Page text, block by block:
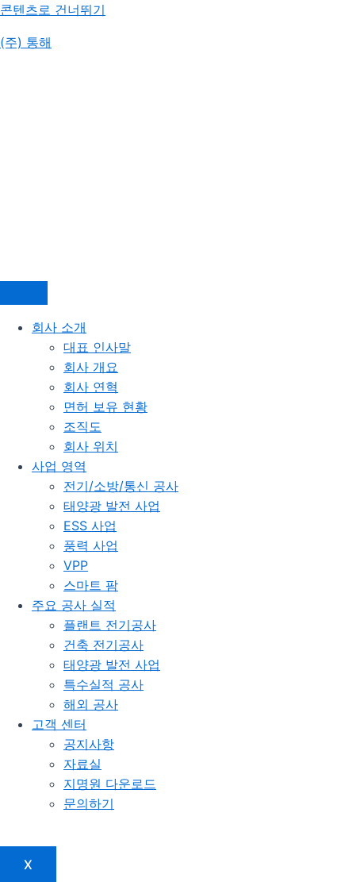
콘텐츠로 건너뛰기
(주) 통해
회사 소개
대표 인사말
회사 개요
회사 연혁
면허 보유 현황
조직도
회사 위치
사업 영역
전기/소방/통신 공사
태양광 발전 사업
ESS 사업
풍력 사업
VPP
스마트 팜
주요 공사 실적
플랜트 전기공사
건축 전기공사
태양광 발전 사업
특수실적 공사
해외 공사
고객 센터
공지사항
자료실
지명원 다운로드
문의하기
X